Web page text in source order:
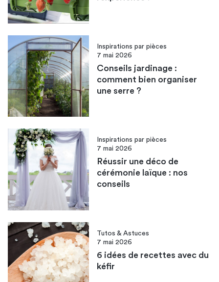
Inspirations par pièces
7 mai 2026
Conseils jardinage :
comment bien organiser
une serre ?
Inspirations par pièces
7 mai 2026
Réussir une déco de
cérémonie laïque : nos
conseils
Tutos & Astuces
7 mai 2026
6 idées de recettes avec du
kéfir